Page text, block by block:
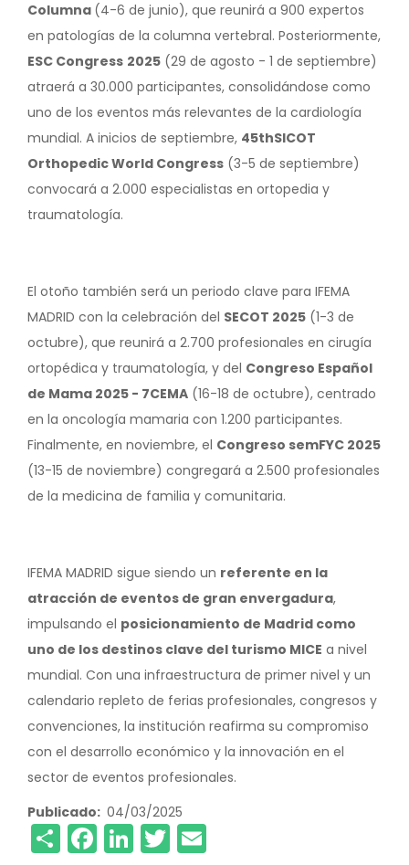
Columna (4-6 de junio), que reunirá a 900 expertos
en patologías de la columna vertebral. Posteriormente,
ESC Congress 2025 (29 de agosto - 1 de septiembre)
atraerá a 30.000 participantes, consolidándose como
uno de los eventos más relevantes de la cardiología
mundial. A inicios de septiembre, 45thSICOT
Orthopedic World Congress (3-5 de septiembre)
convocará a 2.000 especialistas en ortopedia y
traumatología.
El otoño también será un periodo clave para IFEMA
MADRID con la celebración del SECOT 2025 (1-3 de
octubre), que reunirá a 2.700 profesionales en cirugía
ortopédica y traumatología, y del Congreso Español
de Mama 2025 - 7CEMA (16-18 de octubre), centrado
en la oncología mamaria con 1.200 participantes.
Finalmente, en noviembre, el Congreso semFYC 2025
(13-15 de noviembre) congregará a 2.500 profesionales
de la medicina de familia y comunitaria.
IFEMA MADRID sigue siendo un referente en la
atracción de eventos de gran envergadura,
impulsando el posicionamiento de Madrid como
uno de los destinos clave del turismo MICE a nivel
mundial. Con una infraestructura de primer nivel y un
calendario repleto de ferias profesionales, congresos y
convenciones, la institución reafirma su compromiso
con el desarrollo económico y la innovación en el
sector de eventos profesionales.
Publicado 04/03/2025
ShareFacebook
LinkedIn
Twitter